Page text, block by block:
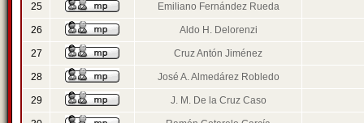
25 Emiliano Fernández Rueda
26 Aldo H. Delorenzi
27 Cruz Antón Jiménez
28 José A. Almedárez Robledo
29 J. M. De la Cruz Caso